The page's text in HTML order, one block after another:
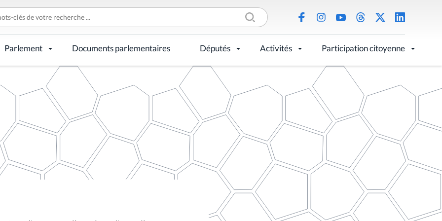
Parlement Documents parlementaires Députés Activités Participation citoyenne